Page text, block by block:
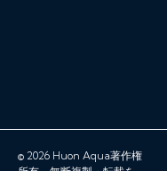
© 2026 Huon Aqua著作権